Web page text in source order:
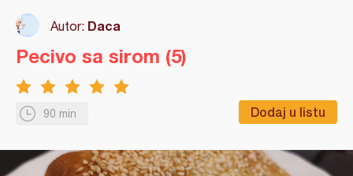
Autor: Daca
90 min Dodaj u listu
Pecivo sa sirom (5)